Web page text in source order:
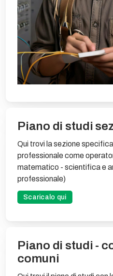
Piano di studi
Qui trovi la sezione
professionale come
matematico - scientifica e
professionale)
Scaricalo qui
Piano di studi -
comuni